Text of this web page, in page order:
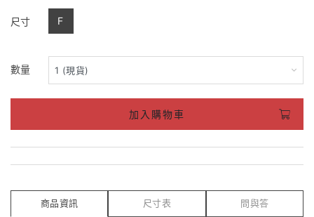
尺寸 F
數量
加入購物車
商品資訊 尺寸表 問與答